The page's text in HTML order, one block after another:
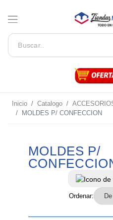
Inicio Catalogo
MOLDES P/ CONFECCION
MOLDES P/
Ordenar: